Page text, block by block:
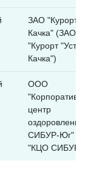
ЗАО "Курорт
Качка" (ЗАО
"Курорт "Усть-
Качка")
ООО
центр
оздоровления
СИБУР-Юг"
"КЦО СИБУР-